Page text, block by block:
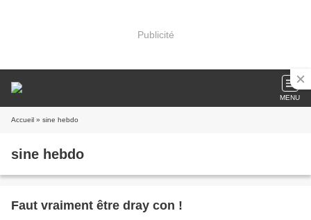
Publicité
MENU
Accueil » sine hebdo
sine hebdo
Faut vraiment être dray con !